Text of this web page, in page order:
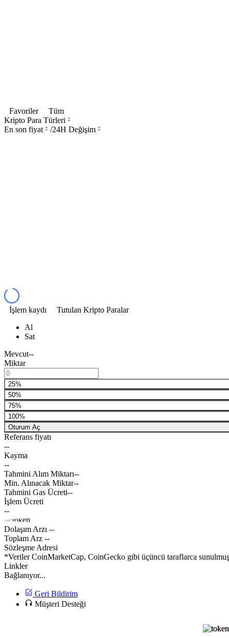
Favoriler
Tüm
Kripto Para Türleri
En son fiyat
/24H Değişim
İşlem kaydı
Tutulan Kripto Paralar
Al
Sat
Mevcut--
Miktar
25%
50%
75%
100%
Oturum Aç
Referans fiyatı
--
Kayma
--
Tahmini Alım Miktarı--
Min. Alınacak Miktar--
Tahmini Gas Ücreti--
İşlem Ücreti
--
Dolaşım Arzı --
Toplam Arz --
Sözleşme Adresi
*Veriler CoinMarketCap, CoinGecko gibi üçüncü taraflarca
Linkler
Bağlanıyor...
Geri Bildirim
Müşteri Desteği